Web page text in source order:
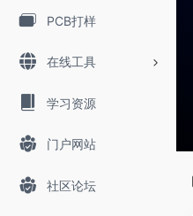
PCB打样
在线工具
学习资源
门户网站
社区论坛